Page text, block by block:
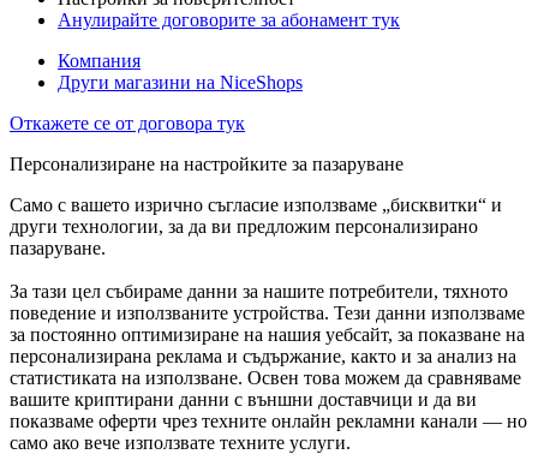
Анулирайте договорите за абонамент тук
Компания
Други магазини на NiceShops
Откажете се от договора тук
Персонализиране на настройките за пазаруване
Само с вашето изрично съгласие използваме „бисквитки“ и
други технологии, за да ви предложим персонализирано
пазаруване.
За тази цел събираме данни за нашите потребители, тяхното
поведение и използваните устройства. Тези данни използваме
за постоянно оптимизиране на нашия уебсайт, за показване на
персонализирана реклама и съдържание, както и за анализ на
статистиката на използване. Освен това можем да сравняваме
вашите криптирани данни с външни доставчици и да ви
показваме оферти чрез техните онлайн рекламни канали — но
само ако вече използвате техните услуги.